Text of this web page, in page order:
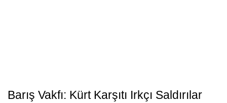
Barış Vakfı: Kürt Karşıtı Irkçı Saldırılar